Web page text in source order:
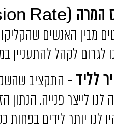
המרה (Conversion Rate) –
מבין האנשים
לגרום לקהל להתעניין
לליד – התקציב
לנו לייצר פנייה.
לנו יותר לידים